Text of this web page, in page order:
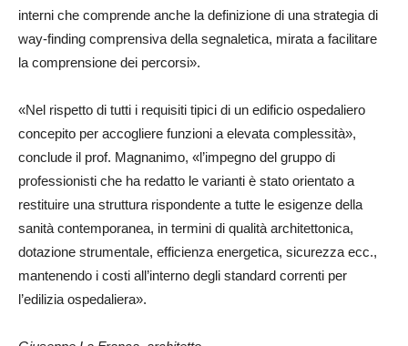
interni che comprende anche la definizione di una strategia di
way-finding comprensiva della segnaletica, mirata a facilitare
la comprensione dei percorsi».
«Nel rispetto di tutti i requisiti tipici di un edificio ospedaliero
concepito per accogliere funzioni a elevata complessità»,
conclude il prof. Magnanimo, «l’impegno del gruppo di
professionisti che ha redatto le varianti è stato orientato a
restituire una struttura rispondente a tutte le esigenze della
sanità contemporanea, in termini di qualità architettonica,
dotazione strumentale, efficienza energetica, sicurezza ecc.,
mantenendo i costi all’interno degli standard correnti per
l’edilizia ospedaliera».